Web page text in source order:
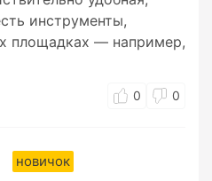
инструменты,
площадках — например,
0 0
новичок